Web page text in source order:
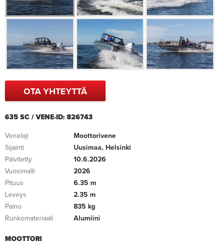
OTA YHTEYTTÄ
635 SC / VENE-ID: 826743
Venelaji
Moottorivene
Sijainti
Uusimaa, Helsinki
Päivitetty
10.6.2026
Vuosimalli
2026
Pituus
6.35 m
Leveys
2.35 m
Paino
835 kg
Runkomateriaali
Alumiini
MOOTTORI